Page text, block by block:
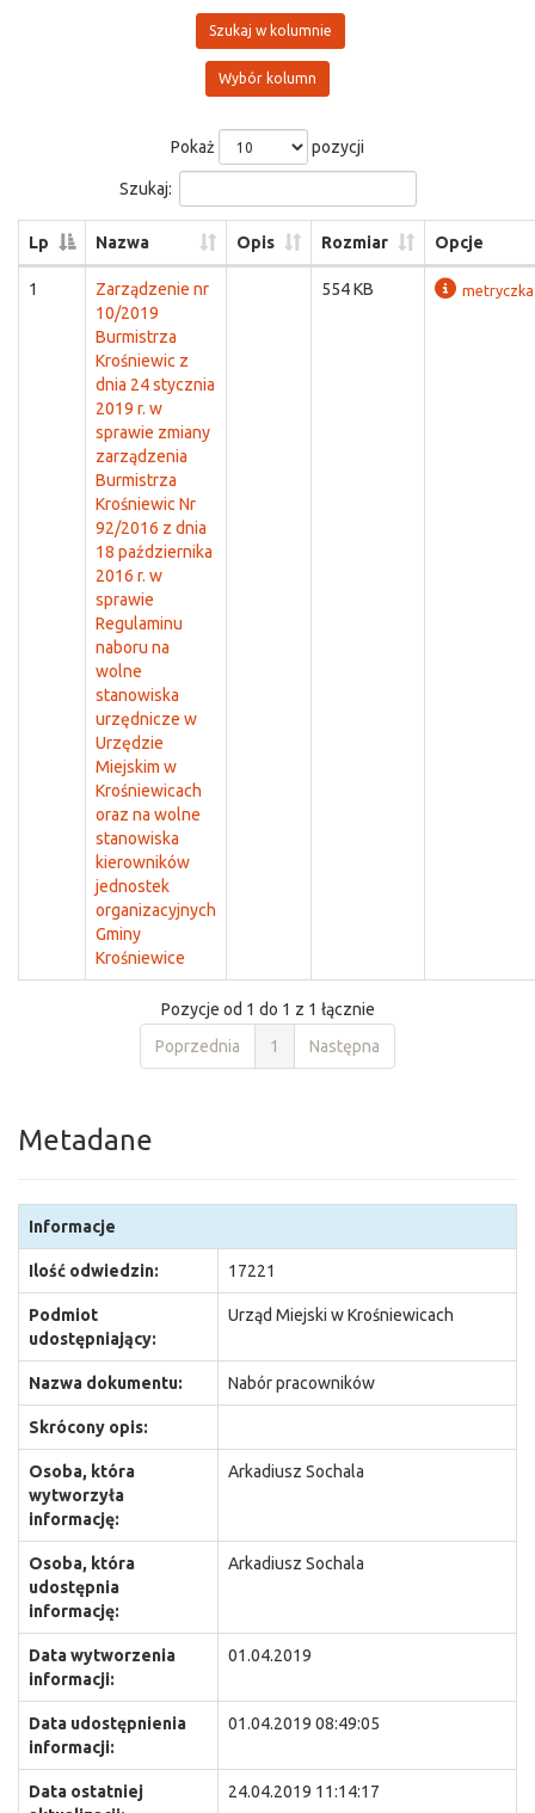
Szukaj w kolumnie
Wybór kolumn
Pokaż pozycji
Szukaj:
Lp Nazwa Opis Rozmiar Opcje
1
Zarządzenie nr
10/2019
Burmistrza
Krośniewic z
dnia 24 stycznia
2019 r. w
sprawie zmiany
zarządzenia
Burmistrza
Krośniewic Nr
92/2016 z dnia
18 października
2016 r. w
sprawie
Regulaminu
naboru na
wolne
stanowiska
urzędnicze w
Urzędzie
Miejskim w
Krośniewicach
oraz na wolne
stanowiska
kierowników
jednostek
organizacyjnych
Gminy
Krośniewice
554 KB metryczka
Pozycje od 1 do 1 z 1 łącznie
Poprzednia
1 Następna
Metadane
Informacje
Ilość odwiedzin: 17221
Podmiot
udostępniający:
Urząd Miejski w Krośniewicach
Nazwa dokumentu: Nabór pracowników
Skrócony opis:
Osoba, która
wytworzyła
informację:
Arkadiusz Sochala
Osoba, która
udostępnia
informację:
Arkadiusz Sochala
Data wytworzenia
informacji:
01.04.2019
Data udostępnienia
informacji:
01.04.2019 08:49:05
Data ostatniej
24.04.2019 11:14:17